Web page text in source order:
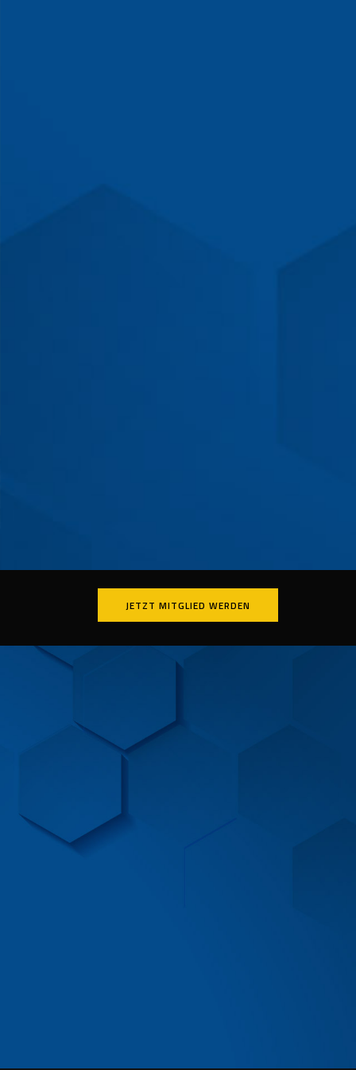
JETZT MITGLIED WERDEN